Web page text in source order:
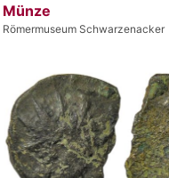
Münze
Römermuseum Schwarzenacker